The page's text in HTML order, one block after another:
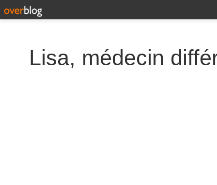
Lisa, médecin